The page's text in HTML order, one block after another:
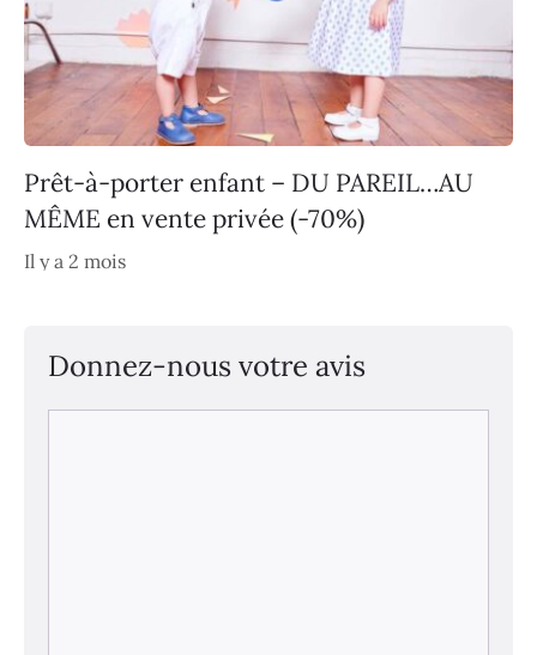
Prêt-à-porter enfant – DU PAREIL…AU
MÊME en vente privée (-70%)
Il y a 2 mois
Donnez-nous votre avis